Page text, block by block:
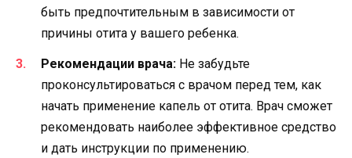
быть предпочтительным в зависимости от
причины отита у вашего ребенка.
Рекомендации врача: Не забудьте
проконсультироваться с врачом перед тем, как
начать применение капель от отита. Врач сможет
рекомендовать наиболее эффективное средство
и дать инструкции по применению.